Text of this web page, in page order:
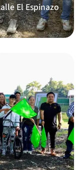
El Espinazo